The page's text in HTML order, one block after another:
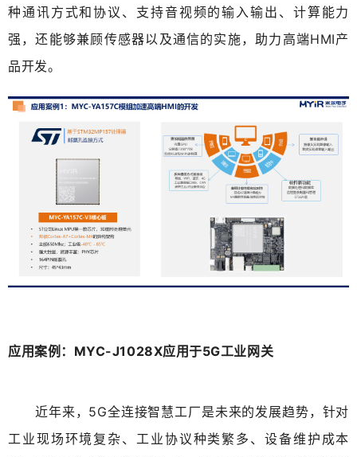
种通讯方式和协议、支持音视频的输入输出、计算能力
强，还能够兼顾传感器以及通信的实施，助力高端HMI产
品开发。
应用案例：MYC-J1028X应用于5G工业网关
近年来，5G全连接智慧工厂是未来的发展趋势，针对
工业现场环境复杂、工业协议种类繁多、设备维护成本